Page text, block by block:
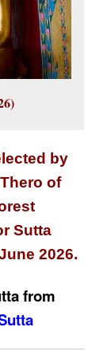
by
of
Sutta
2026.
from